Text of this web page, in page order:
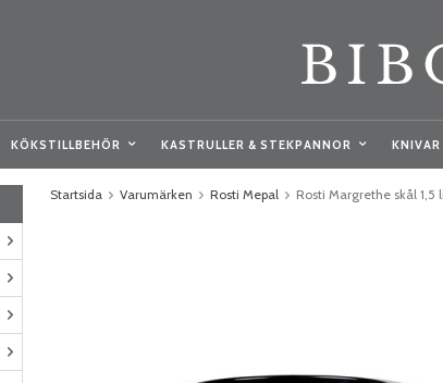
KÖKSTILLBEHÖR KASTRULLER & STEKPANNOR
Startsida Varumärken Rosti Mepal Rosti Margrethe skål 1,5